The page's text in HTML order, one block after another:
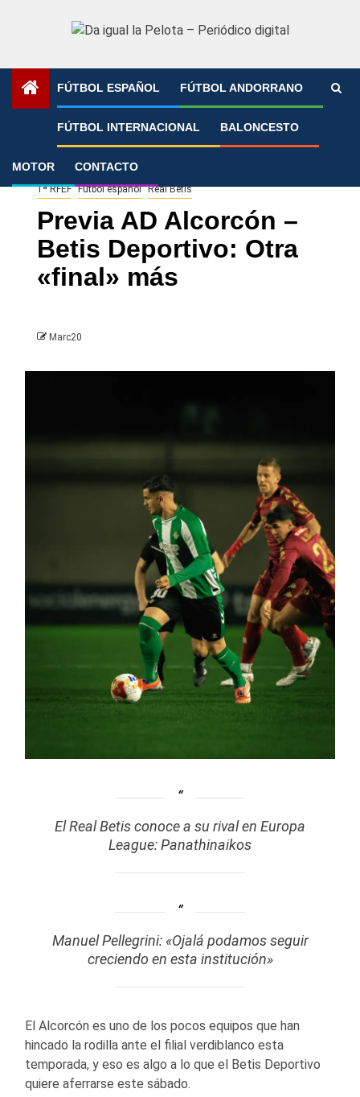
FÚTBOL ESPAÑOL FÚTBOL ANDORRANO
FÚTBOL INTERNACIONAL BALONCESTO
MOTOR CONTACTO
»
1ª RFEF Fútbol español Real Betis
Previa AD Alcorcón –
Betis Deportivo: Otra
«final» más
Marc20
El Real Betis conoce a su rival en Europa
League: Panathinaikos
Manuel Pellegrini: «Ojalá podamos seguir
creciendo en esta institución»
El Alcorcón es uno de los pocos equipos que han
hincado la rodilla ante el filial verdiblanco esta
temporada, y eso es algo a lo que el Betis Deportivo
quiere aferrarse este sábado.